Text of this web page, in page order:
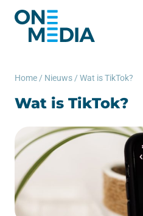
Home / Nieuws / Wat is TikTok?
Wat is TikTok?